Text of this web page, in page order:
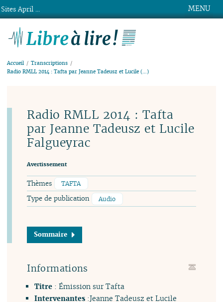
MENU
Accueil
Transcriptions
Radio RMLL 2014 : Tafta par Jeanne Tadeusz et Lucile (…)
Radio RMLL 2014 : Tafta
par Jeanne Tadeusz et Lucile
Falgueyrac
Avertissement
Thèmes TAFTA
Type de publication Audio
Sommaire
Informations
Titre: Émission sur Tafta
Intervenantes:Jeanne Tadeusz et Lucile
Sites April ...